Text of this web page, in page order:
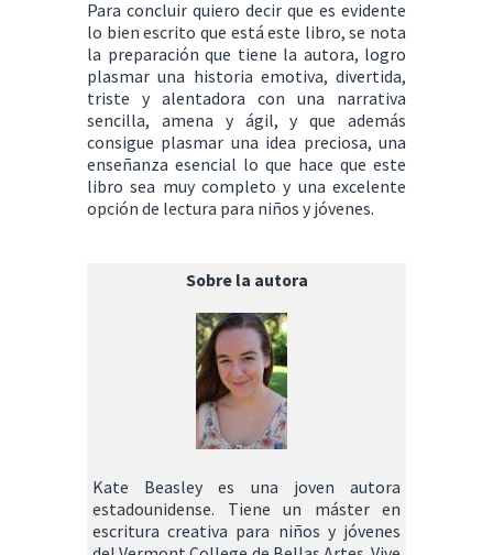
Para concluir quiero decir que es evidente
lo bien escrito que está este libro, se nota
la preparación que tiene la autora, logro
plasmar una historia emotiva, divertida,
triste y alentadora con una narrativa
sencilla, amena y ágil, y que además
consigue plasmar una idea preciosa, una
enseñanza esencial lo que hace que este
libro sea muy completo y una excelente
opción de lectura para niños y jóvenes.
Sobre la autora
Kate Beasley es una joven autora
estadounidense. Tiene un máster en
escritura creativa para niños y jóvenes